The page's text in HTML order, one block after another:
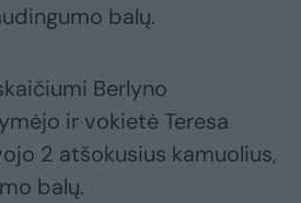
balų.
Berlyno
ir vokietė Teresa
2 atšokusius kamuolius,
balų.